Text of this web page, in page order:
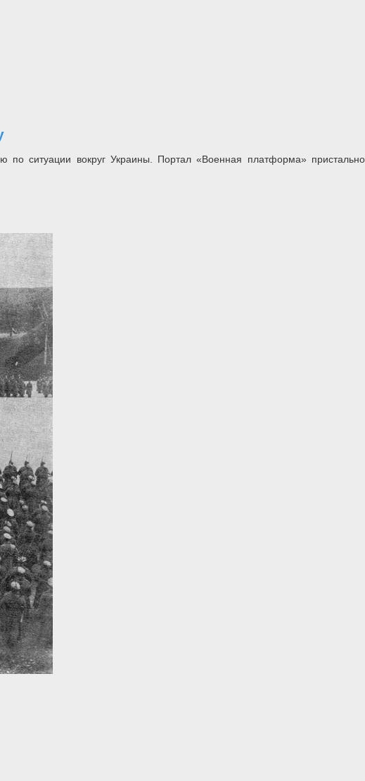
по ситуации вокруг Украины. Портал «Военная платформа» пристально